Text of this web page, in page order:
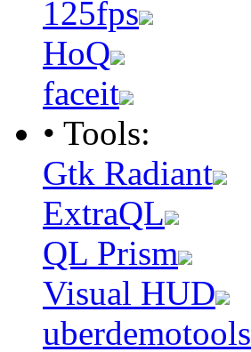
125fps
HoQ
faceit
• Tools:
Gtk Radiant
ExtraQL
QL Prism
Visual HUD
uberdemotools